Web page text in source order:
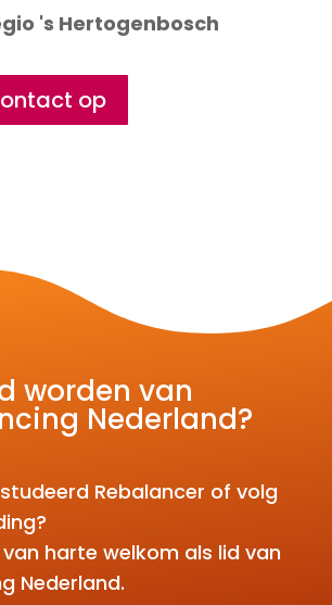
's Hertogenbosch
op
worden van
Nederland?
Rebalancer of volg
harte welkom als lid van
Nederland.